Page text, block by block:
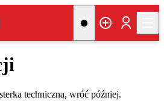
techniczna, wróć później.